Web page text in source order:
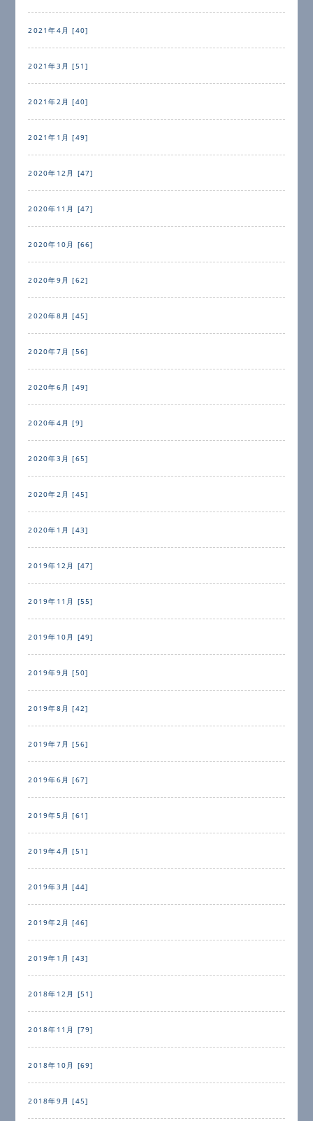
2021年4月 [40]
2021年3月 [51]
2021年2月 [40]
2021年1月 [49]
2020年12月 [47]
2020年11月 [47]
2020年10月 [66]
2020年9月 [62]
2020年8月 [45]
2020年7月 [56]
2020年6月 [49]
2020年4月 [9]
2020年3月 [65]
2020年2月 [45]
2020年1月 [43]
2019年12月 [47]
2019年11月 [55]
2019年10月 [49]
2019年9月 [50]
2019年8月 [42]
2019年7月 [56]
2019年6月 [67]
2019年5月 [61]
2019年4月 [51]
2019年3月 [44]
2019年2月 [46]
2019年1月 [43]
2018年12月 [51]
2018年11月 [79]
2018年10月 [69]
2018年9月 [45]